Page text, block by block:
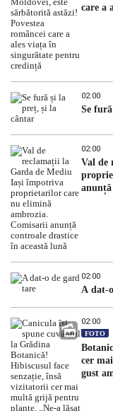
care a
02:00
Se
02:00
Val de
anunță
02:00
A dat-
02:00
FOTO
cer
gust